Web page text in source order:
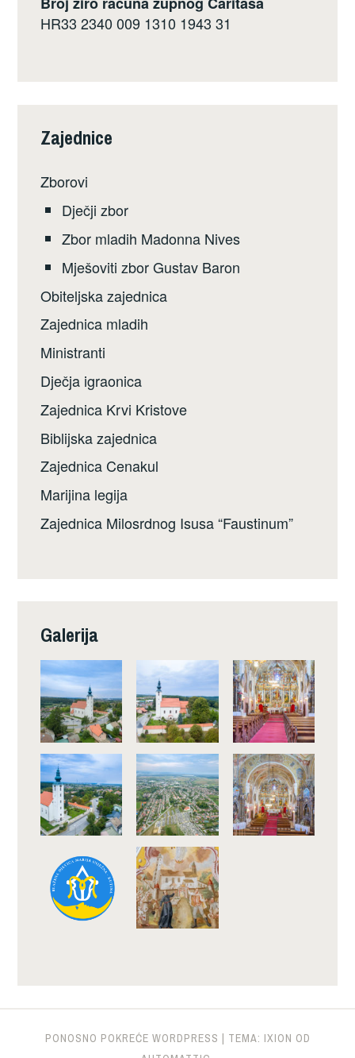
HR33 2340 009 1310 1943 31
Zajednice
Zborovi
Dječji zbor
Zbor mladih Madonna Nives
Mješoviti zbor Gustav Baron
Obiteljska zajednica
Zajednica mladih
Ministranti
Dječja igraonica
Zajednica Krvi Kristove
Biblijska zajednica
Zajednica Cenakul
Marijina legija
Zajednica Milosrdnog Isusa “Faustinum”
Galerija
PONOSNO POKREĆE WORDPRESS | TEMA: IXION OD